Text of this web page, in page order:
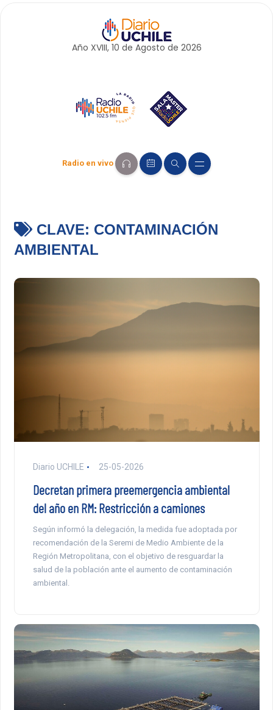
Año XVIII, 10 de Agosto de 2026
Radio en vivo
CLAVE: CONTAMINACIÓN
AMBIENTAL
Diario UCHILE 25-05-2026
Decretan primera preemergencia ambiental
del año en RM: Restricción a camiones
Según informó la delegación, la medida fue adoptada por
recomendación de la Seremi de Medio Ambiente de la
Región Metropolitana, con el objetivo de resguardar la
salud de la población ante el aumento de contaminación
ambiental.